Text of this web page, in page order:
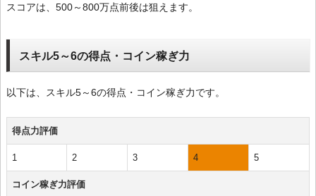
スコアは、500～800万点前後は狙えます。
スキル5～6の得点・コイン稼ぎ力
以下は、スキル5～6の得点・コイン稼ぎ力です。
得点力評価
1 2 3 4 5
コイン稼ぎ力評価